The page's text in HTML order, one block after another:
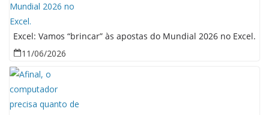
Excel: Vamos “brincar” às apostas do Mundial 2026 no Excel.
11/06/2026